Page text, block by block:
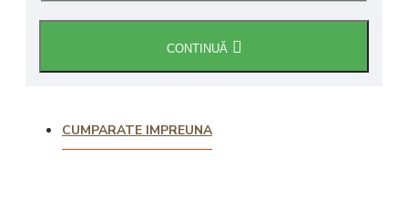
CONTINUĂ
CUMPARATE IMPREUNA